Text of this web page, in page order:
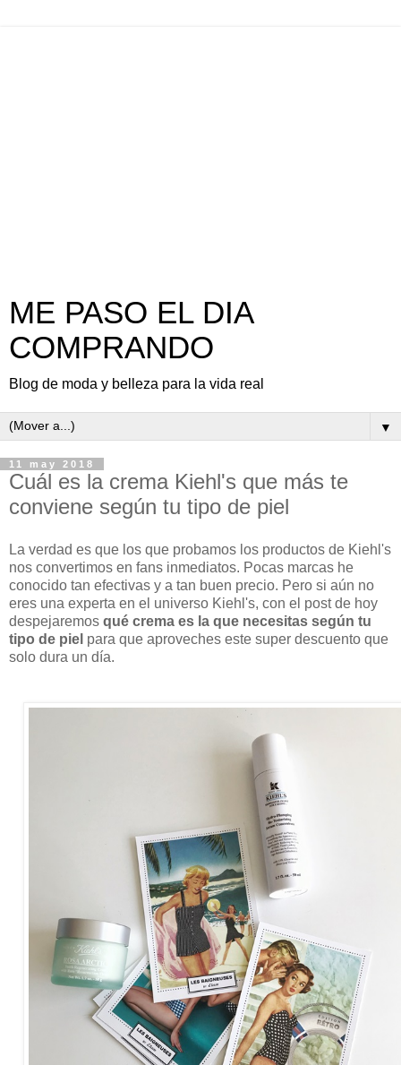
ME PASO EL DIA
COMPRANDO
Blog de moda y belleza para la vida real
▼
11 may 2018
Cuál es la crema Kiehl's que más te
conviene según tu tipo de piel
La verdad es que los que probamos los productos de Kiehl's
nos convertimos en fans inmediatos. Pocas marcas he
conocido tan efectivas y a tan buen precio. Pero si aún no
eres una experta en el universo Kiehl's, con el post de hoy
despejaremos qué crema es la que necesitas según tu
tipo de piel para que aproveches este super descuento que
solo dura un día.